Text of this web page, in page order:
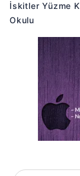
İskitler Yüzme
Okulu